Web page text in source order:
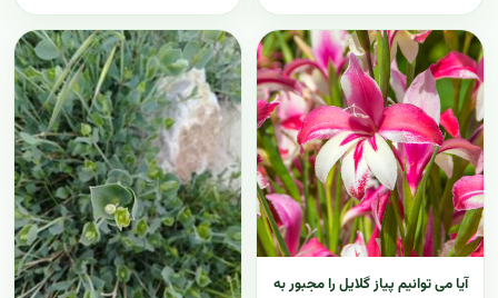
آیا می توانیم پیاز گلایل را مجبور به